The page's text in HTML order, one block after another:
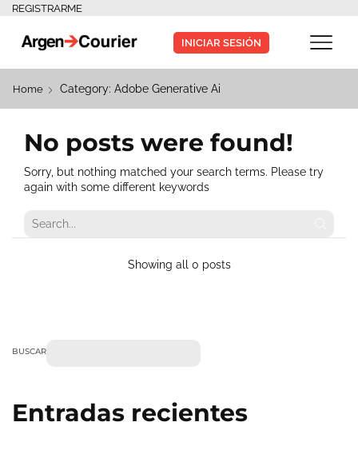
REGISTRARME
INICIAR SESIÓN
Home Category: Adobe Generative Ai
No posts were found!
Sorry, but nothing matched your search terms. Please try
again with some different keywords
Showing all 0 posts
BUSCAR
Entradas recientes